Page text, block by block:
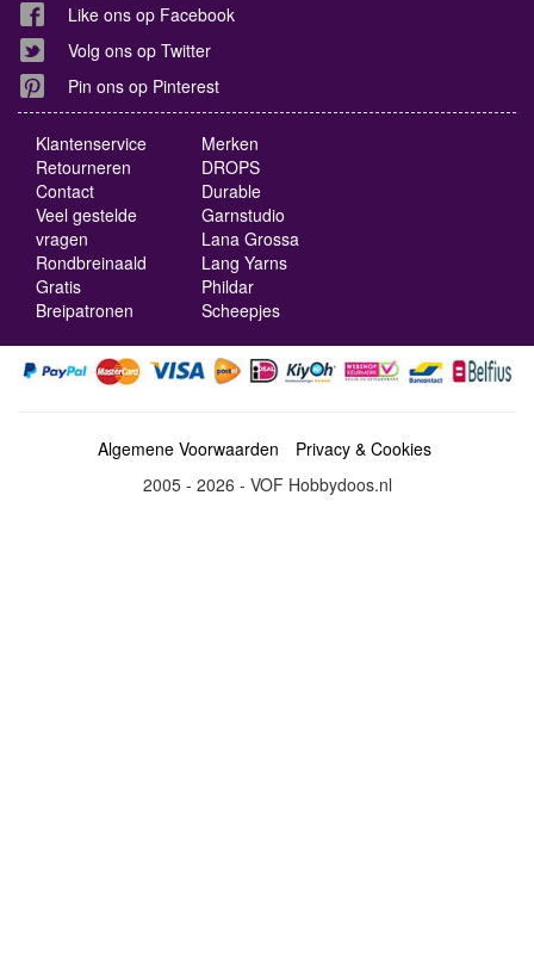
Like ons op Facebook
Volg ons op Twitter
Pin ons op Pinterest
Klantenservice
Retourneren
Contact
Veel gestelde
vragen
Rondbreinaald
Gratis
Breipatronen
Merken
DROPS
Durable
Garnstudio
Lana Grossa
Lang Yarns
Phildar
Scheepjes
Algemene Voorwaarden
Privacy & Cookies
2005 - 2026 - VOF Hobbydoos.nl